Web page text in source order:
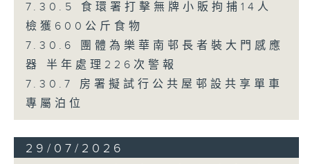
7.30.5 食環署打擊無牌小販拘捕14人
檢獲600公斤食物
7.30.6 團體為樂華南邨長者裝大門感應
器 半年處理226次警報
7.30.7 房署擬試行公共屋邨設共享單車
專屬泊位
29/07/2026